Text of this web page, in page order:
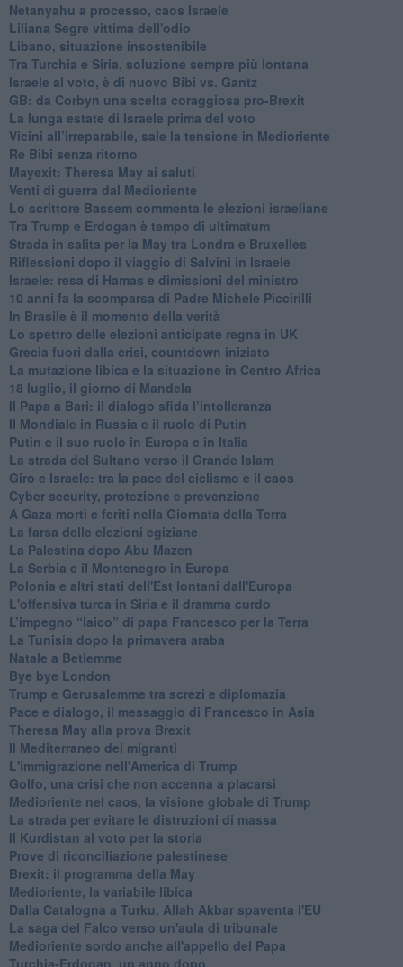
Netanyahu a processo, caos Israele
Liliana Segre vittima dell'odio
Libano, situazione insostenibile
Tra Turchia e Siria, soluzione sempre più lontana
Israele al voto, è di nuovo Bibi vs. Gantz
GB: da Corbyn una scelta coraggiosa pro-Brexit
La lunga estate di Israele prima del voto
Vicini all’irreparabile, sale la tensione in Medioriente
Re Bibi senza ritorno
Mayexit: Theresa May ai saluti
Venti di guerra dal Medioriente
Lo scrittore Bassem commenta le elezioni israeliane
Tra Trump e Erdogan è tempo di ultimatum
Strada in salita per la May tra Londra e Bruxelles
Riflessioni dopo il viaggio di Salvini in Israele
Israele: resa di Hamas e dimissioni del ministro
10 anni fa la scomparsa di Padre Michele Piccirilli
In Brasile è il momento della verità
Lo spettro delle elezioni anticipate regna in UK
Grecia fuori dalla crisi, countdown iniziato
La mutazione libica e la situazione in Centro Africa
18 luglio, il giorno di Mandela
Il Papa a Bari: il dialogo sfida l’intolleranza
Il Mondiale in Russia e il ruolo di Putin
Putin e il suo ruolo in Europa e in Italia
La strada del Sultano verso il Grande Islam
Giro e Israele: tra la pace del ciclismo e il caos
Cyber security, protezione e prevenzione
A Gaza morti e feriti nella Giornata della Terra
La farsa delle elezioni egiziane
La Palestina dopo Abu Mazen
La Serbia e il Montenegro in Europa
Polonia e altri stati dell'Est lontani dall'Europa
L'offensiva turca in Siria e il dramma curdo
L’impegno “laico” di papa Francesco per la Terra
La Tunisia dopo la primavera araba
Natale a Betlemme
Bye bye London
Trump e Gerusalemme tra screzi e diplomazia
Pace e dialogo, il messaggio di Francesco in Asia
Theresa May alla prova Brexit
Il Mediterraneo dei migranti
L'immigrazione nell'America di Trump
Golfo, una crisi che non accenna a placarsi
Medioriente nel caos, la visione globale di Trump
La strada per evitare le distruzioni di massa
Il Kurdistan al voto per la storia
Prove di riconciliazione palestinese
Brexit: il programma della May
Medioriente, la variabile libica
Dalla Catalogna a Turku, Allah Akbar spaventa l'EU
La saga del Falco verso un'aula di tribunale
Medioriente sordo anche all'appello del Papa
Turchia-Erdogan, un anno dopo